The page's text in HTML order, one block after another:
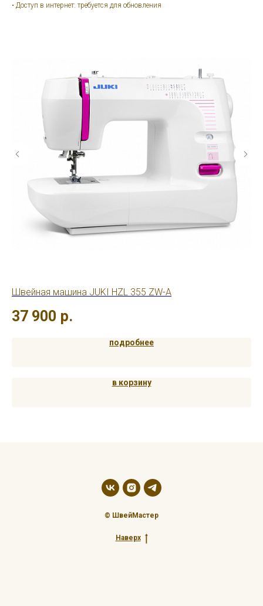
• Доступ в интернет: требуется для обновления
Швейная машина JUKI HZL 355 ZW-A
37 900 р.
подробнее
в корзину
© ШвейМастер
Наверх